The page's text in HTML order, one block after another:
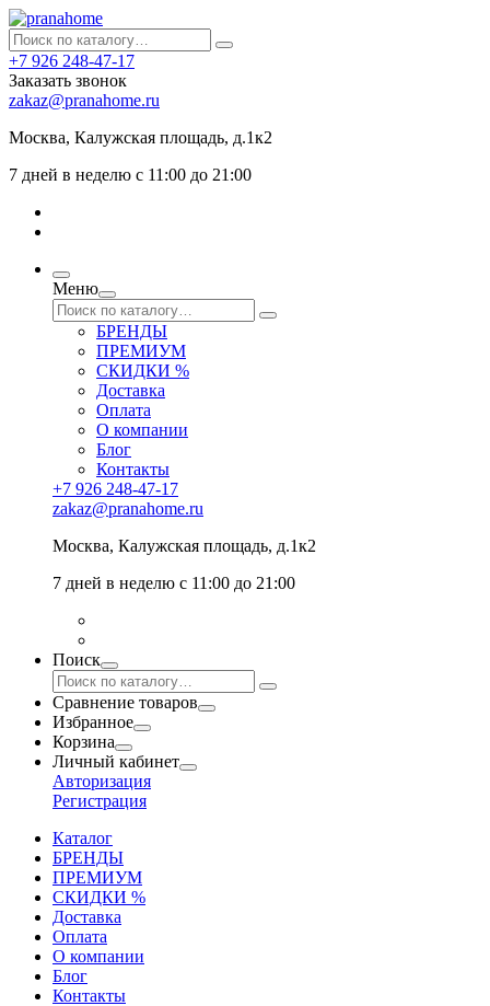
+7 926 248-47-17
Заказать звонок
zakaz@pranahome.ru
Москва, Калужская площадь, д.1к2
7 дней в неделю с 11:00 до 21:00
Меню
БРЕНДЫ
ПРЕМИУМ
СКИДКИ %
Доставка
Оплата
О компании
Блог
Контакты
+7 926 248-47-17
zakaz@pranahome.ru
Москва, Калужская площадь, д.1к2
7 дней в неделю с 11:00 до 21:00
Поиск
Сравнение товаров
Избранное
Корзина
Личный кабинет
Авторизация
Регистрация
Каталог
БРЕНДЫ
ПРЕМИУМ
СКИДКИ %
Доставка
Оплата
О компании
Блог
Контакты